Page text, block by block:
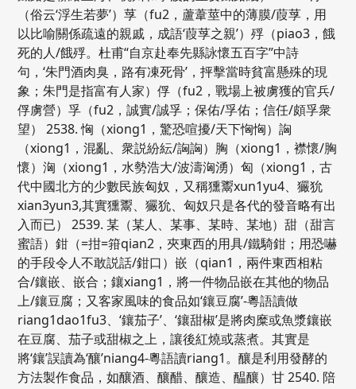
（俗云‘浮生若夢’）莩（fu2，蘆葦莖中的薄膜/葭莩，用
以比喻關係疏遠的親戚，成語‘葭莩之親’）殍（piao3，餓
死的人/餓殍。杜甫“自京赴奉先縣詠懷五百字”中詩
句，‘朱門酒肉臭，路有凍死骨’，抨擊當時貧富懸殊的現
象；朱門是指富有人家）俘（fu2，戰場上被虜獲的官兵/
俘虜營）孚（fu2，誠實/誠孚；保佑/孚佑；信任/頗孚衆
望） 2538. 恟（xiong1，驚恐喧擾/天下恟恟）詾
（xiong1，混亂、衆説紛紜/詾詾）胸（xiong1，襟懷/胸
懷）洶（xiong1，水勢浩大/波濤洶湧）匈（xiong1，古
代中國北方的少數民族匈奴，又稱獯鬻xun1yu4、玁狁
xian3yun3,其實獯鬻、玁狁、匈奴只是各代的發音略有出
入而已） 2539. 某（某人、某事、某時、某地）甜（甜言
蜜語）鉗（=拑=箝qian2，夾東西的用具/鐵騎鉗；用恐嚇
的手段令人不敢説話/鉗口）嵌（qian1，兩件東西相粘
合/鑲嵌、嵌合；鑲xiang1，將一件物品嵌在其他的物品
上/鑲豆腐；又客家風味的食品如‘鑲豆腐’-粵語讀做
riang1dao1fu3、‘鑲茄子’、‘鑲甜椒’是將肉糜或魚漿鑲嵌
在豆腐、茄子或甜椒之上，讓後紅燒或蒸煮。其實是
將‘鑲’誤讀為‘釀’niang4-粵語讀riang1。釀是利用發酵的
方法製作食品，如釀酒、釀醋、釀造、醖釀）甘 2540. 陪